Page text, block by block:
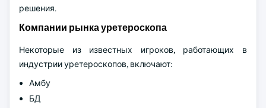
решения.
Компании рынка уретероскопа
Некоторые из известных игроков, работающих в
индустрии уретероскопов, включают:
Амбу
БД